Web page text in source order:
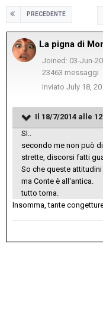
PRECEDENTE
La pigna di
Joined: 03-Jun-
23463 messaggi
Inviato July 18,
Il 18/7/2014 alle
SI..
secondo me non può
strette, discorsi fatti
So che queste
ma Conte è all'antica.
tutto torna.
Insomma, tante